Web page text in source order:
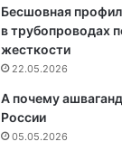
Бесшовная
в трубопроводах
жесткости
22.05.2026
А почему
России
05.05.2026